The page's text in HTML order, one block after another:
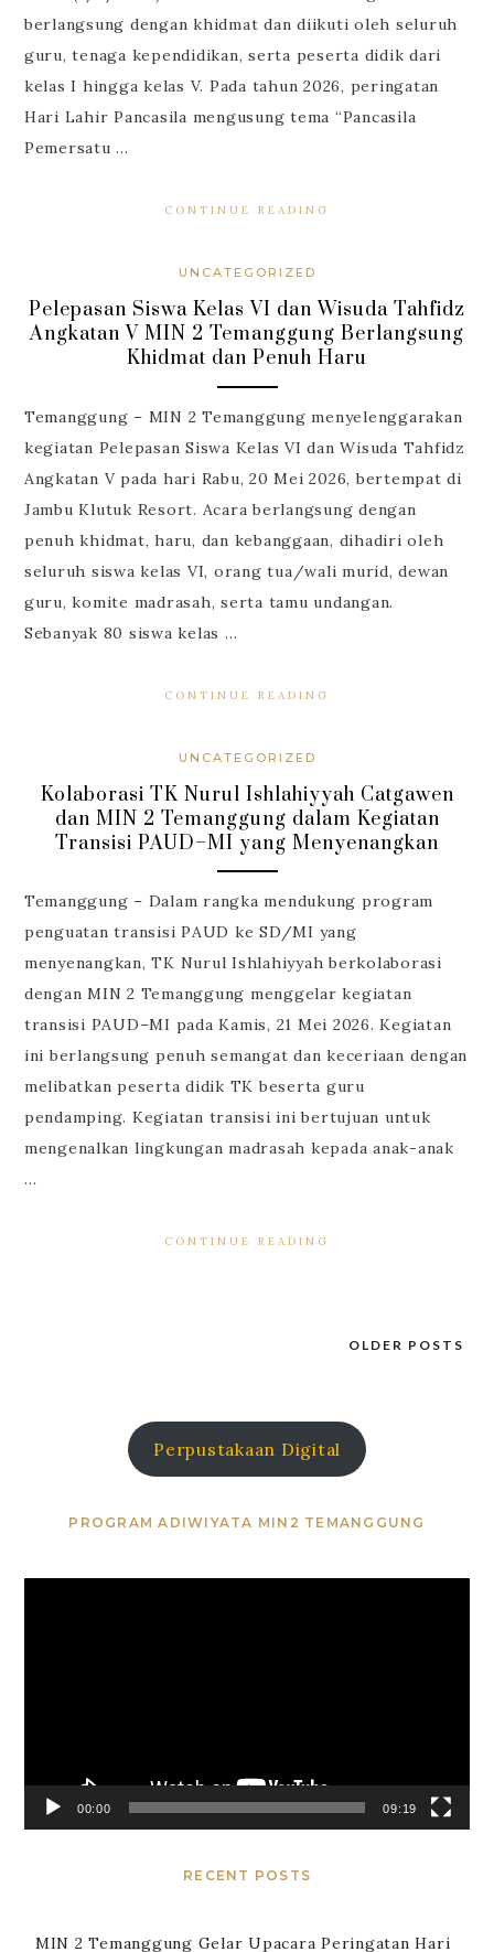
berlangsung dengan khidmat dan diikuti oleh seluruh
guru, tenaga kependidikan, serta peserta didik dari
kelas I hingga kelas V. Pada tahun 2026, peringatan
Hari Lahir Pancasila mengusung tema “Pancasila
Pemersatu …
CONTINUE READING
UNCATEGORIZED
Pelepasan Siswa Kelas VI dan Wisuda Tahfidz
Angkatan V MIN 2 Temanggung Berlangsung
Khidmat dan Penuh Haru
Temanggung – MIN 2 Temanggung menyelenggarakan
kegiatan Pelepasan Siswa Kelas VI dan Wisuda Tahfidz
Angkatan V pada hari Rabu, 20 Mei 2026, bertempat di
Jambu Klutuk Resort. Acara berlangsung dengan
penuh khidmat, haru, dan kebanggaan, dihadiri oleh
seluruh siswa kelas VI, orang tua/wali murid, dewan
guru, komite madrasah, serta tamu undangan.
Sebanyak 80 siswa kelas …
CONTINUE READING
UNCATEGORIZED
Kolaborasi TK Nurul Ishlahiyyah Catgawen
dan MIN 2 Temanggung dalam Kegiatan
Transisi PAUD–MI yang Menyenangkan
Temanggung – Dalam rangka mendukung program
penguatan transisi PAUD ke SD/MI yang
menyenangkan, TK Nurul Ishlahiyyah berkolaborasi
dengan MIN 2 Temanggung menggelar kegiatan
transisi PAUD–MI pada Kamis, 21 Mei 2026. Kegiatan
ini berlangsung penuh semangat dan keceriaan dengan
melibatkan peserta didik TK beserta guru
pendamping. Kegiatan transisi ini bertujuan untuk
mengenalkan lingkungan madrasah kepada anak-anak
…
CONTINUE READING
OLDER POSTS
Perpustakaan Digital
PROGRAM ADIWIYATA MIN2 TEMANGGUNG
00:00 09:19
RECENT POSTS
MIN 2 Temanggung Gelar Upacara Peringatan Hari